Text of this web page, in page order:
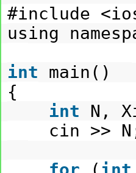
#include
using
int main()
{
int N,
cin >>